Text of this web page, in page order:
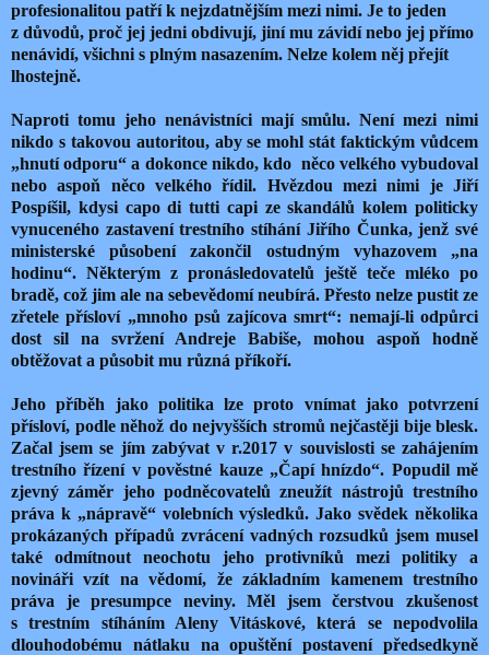
profesionalitou patří k nejzdatnějším mezi nimi. Je to jeden
z důvodů, proč jej jedni obdivují, jiní mu závidí nebo jej přímo
nenávidí, všichni s plným nasazením. Nelze kolem něj přejít
lhostejně.
Naproti tomu jeho nenávistníci mají smůlu. Není mezi nimi
nikdo s takovou autoritou, aby se mohl stát faktickým vůdcem
„hnutí odporu“ a dokonce nikdo, kdo něco velkého vybudoval
nebo aspoň něco velkého řídil. Hvězdou mezi nimi je Jiří
Pospíšil, kdysi capo di tutti capi ze skandálů kolem politicky
vynuceného zastavení trestního stíhání Jiřího Čunka, jenž své
ministerské působení zakončil ostudným vyhazovem „na
hodinu“. Některým z pronásledovatelů ještě teče mléko po
bradě, což jim ale na sebevědomí neubírá. Přesto nelze pustit ze
zřetele přísloví „mnoho psů zajícova smrt“: nemají-li odpůrci
dost sil na svržení Andreje Babiše, mohou aspoň hodně
obtěžovat a působit mu různá příkoří.
Jeho příběh jako politika lze proto vnímat jako potvrzení
přísloví, podle něhož do nejvyšších stromů nejčastěji bije blesk.
Začal jsem se jím zabývat v r.2017 v souvislosti se zahájením
trestního řízení v pověstné kauze „Čapí hnízdo“. Popudil mě
zjevný záměr jeho podněcovatelů zneužít nástrojů trestního
práva k „nápravě“ volebních výsledků. Jako svědek několika
prokázaných případů zvrácení vadných rozsudků jsem musel
také odmítnout neochotu jeho protivníků mezi politiky a
novináři vzít na vědomí, že základním kamenem trestního
práva je presumpce neviny. Měl jsem čerstvou zkušenost
s trestním stíháním Aleny Vitáskové, která se nepodvolila
dlouhodobému nátlaku na opuštění postavení předsedkyně